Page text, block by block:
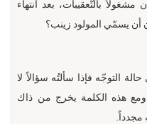
بالتّعقيبات، بعد انتهاء
أن يسمّي المولود زينب؟
التوجّه فإذا سألتُه سؤالاً لا
هذه الكلمة يخرج من ذاك
مجدداً.